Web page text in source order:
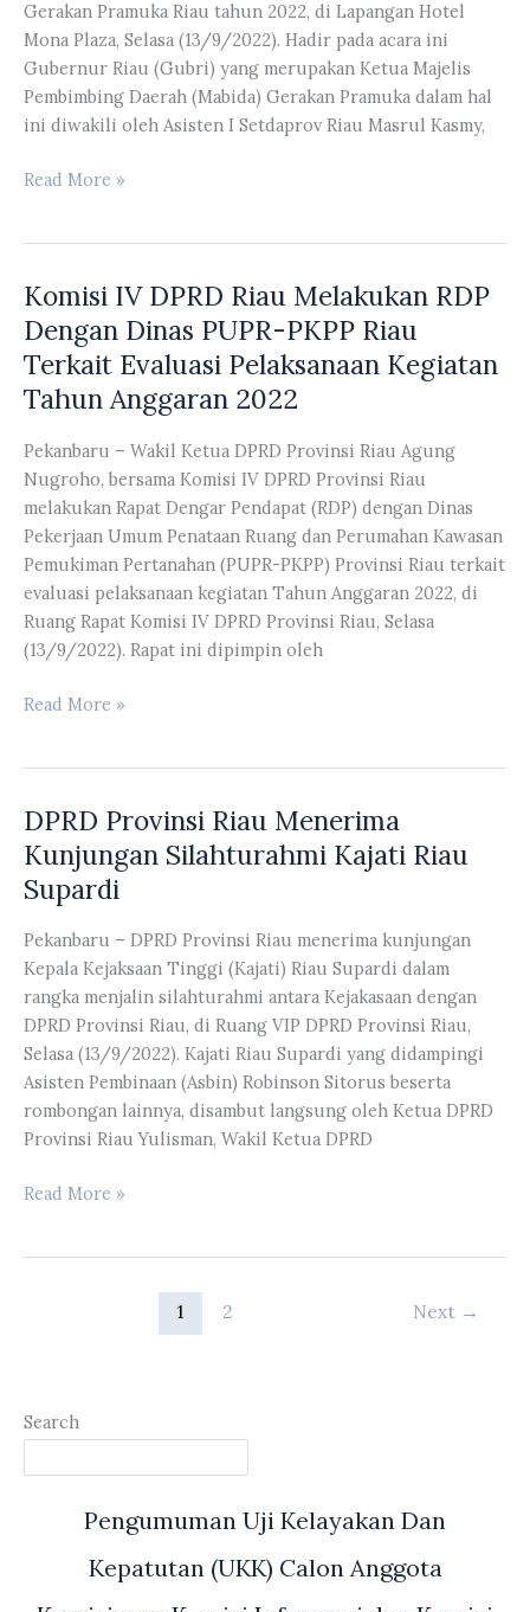
Dengan
Kasad
Jenderal
TNI
Dudung
Abdurachman
Gerakan Pramuka Riau tahun 2022, di Lapangan Hotel
Mona Plaza, Selasa (13/9/2022). Hadir pada acara ini
Gubernur Riau (Gubri) yang merupakan Ketua Majelis
Pembimbing Daerah (Mabida) Gerakan Pramuka dalam hal
ini diwakili oleh Asisten I Setdaprov Riau Masrul Kasmy,
Anggota
Riau
Eva
Yuliana
Hadiri
Acara
Siaga
Kwartir
Daerah
Gerakan
Pramuka
Riau
tahun
2022
Read More »
Komisi IV DPRD Riau Melakukan RDP
Dengan Dinas PUPR-PKPP Riau
Terkait Evaluasi Pelaksanaan Kegiatan
Tahun Anggaran 2022
Pekanbaru – Wakil Ketua DPRD Provinsi Riau Agung
Nugroho, bersama Komisi IV DPRD Provinsi Riau
melakukan Rapat Dengar Pendapat (RDP) dengan Dinas
Pekerjaan Umum Penataan Ruang dan Perumahan Kawasan
Pemukiman Pertanahan (PUPR-PKPP) Provinsi Riau terkait
evaluasi pelaksanaan kegiatan Tahun Anggaran 2022, di
Ruang Rapat Komisi IV DPRD Provinsi Riau, Selasa
(13/9/2022). Rapat ini dipimpin oleh
Komisi
Melakukan
RDP
Dengan
Dinas
PUPR-
PKPP
Riau
Terkait
Evaluasi
Pelaksanaan
Kegiatan
Tahun
2022
Read More »
DPRD Provinsi Riau Menerima
Kunjungan Silahturahmi Kajati Riau
Supardi
Pekanbaru – DPRD Provinsi Riau menerima kunjungan
Kepala Kejaksaan Tinggi (Kajati) Riau Supardi dalam
rangka menjalin silahturahmi antara Kejakasaan dengan
DPRD Provinsi Riau, di Ruang VIP DPRD Provinsi Riau,
Selasa (13/9/2022). Kajati Riau Supardi yang didampingi
Asisten Pembinaan (Asbin) Robinson Sitorus beserta
rombongan lainnya, disambut langsung oleh Ketua DPRD
Provinsi Riau Yulisman, Wakil Ketua DPRD
DPRD
Supardi
Read More »
1 2 Next →
Search
Pengumuman Uji Kelayakan Dan
Kepatutan (UKK) Calon Anggota